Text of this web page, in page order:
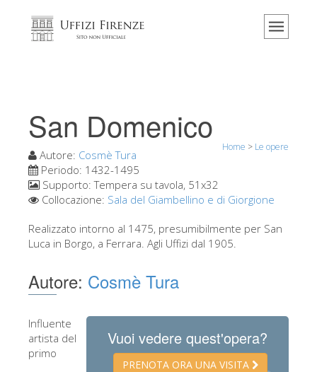
Home
Eventi e mostre
I commenti dei visitatori
Visita gli Uffizi
Prenota ora
Le opere
Gli artisti
Le nuove sale
San Domenico
Home > Le opere
Autore: Cosmè Tura
Periodo: 1432-1495
Supporto:Tempera su tavola, 51x32
Collocazione: Sala del Giambellino e di Giorgione
Realizzato intorno al 1475, presumibilmente per San
Luca in Borgo, a Ferrara. Agli Uffizi dal 1905.
Autore: Cosmè Tura
Vuoi vedere quest'opera?
PRENOTA ORA UNA VISITA
Influente
artista del
primo